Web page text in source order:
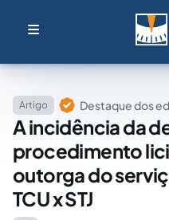
Artigo Destaque dos
A incidência da
procedimento
outorga do
TCU x STJ